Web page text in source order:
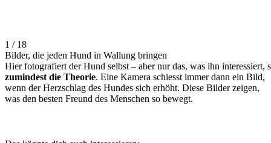
1 / 18
Bilder, die jeden Hund in Wallung bringen
Hier fotografiert der Hund selbst – aber nur das, was ihn interessiert,
zumindest die Theorie. Eine Kamera schiesst immer dann ein Bild,
wenn der Herzschlag des Hundes sich erhöht. Diese Bilder zeigen,
was den besten Freund des Menschen so bewegt.